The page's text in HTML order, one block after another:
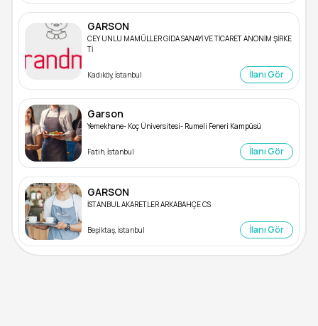
GARSON
CEY UNLU MAMÜLLER GIDA SANAYİ VE TİCARET ANONİM ŞİRKE
Tİ
Kadıköy, İstanbul İlanı Gör
Garson
Yemekhane- Koç Üniversitesi- Rumeli Feneri Kampüsü
Fatih, İstanbul İlanı Gör
GARSON
İSTANBUL AKARETLER ARKABAHÇE CS
Beşiktaş, İstanbul İlanı Gör